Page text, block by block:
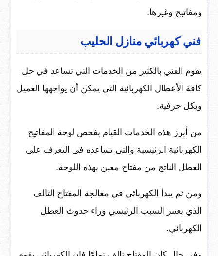
ومفاتيح وغيرها.
فني كهربائي منازل الحليب
يقوم الفني بالكثير من الخدمات التي تساعد في حل
كافة الأعطال الكهربائية التي يمكن أن يواجهها العميل
وبكل حرفية.
من أبرز هذه الخدمات القيام بفحص لوحة المفاتيح
الكهربائية الرئيسية والتي تساعده في التعرف على
العطل الناتج من مفتاح معين بهذه اللوحة.
ومن ثم يبدأ الكهربائي في معالجة المفتاح التالف
الذي يعتبر السبب الرئيسي وراء حدوث العطل
الكهربائي.